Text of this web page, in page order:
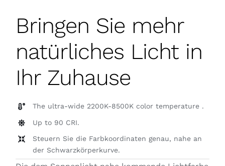
Bringen Sie mehr
natürliches Licht in
Ihr Zuhause
The ultra-wide 2200K-8500K color temperature .
Up to 90 CRI.
Steuern Sie die Farbkoordinaten genau, nahe an
der Schwarzkörperkurve.